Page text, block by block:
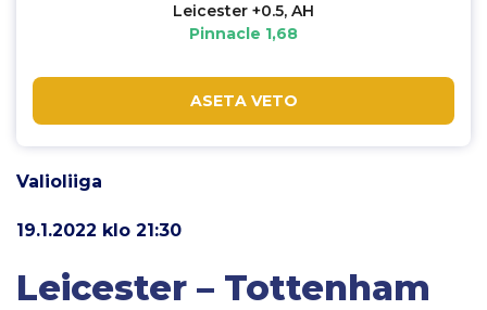
Leicester +0.5, AH
Pinnacle 1,68
ASETA VETO
Valioliiga
19.1.2022 klo 21:30
Leicester – Tottenham